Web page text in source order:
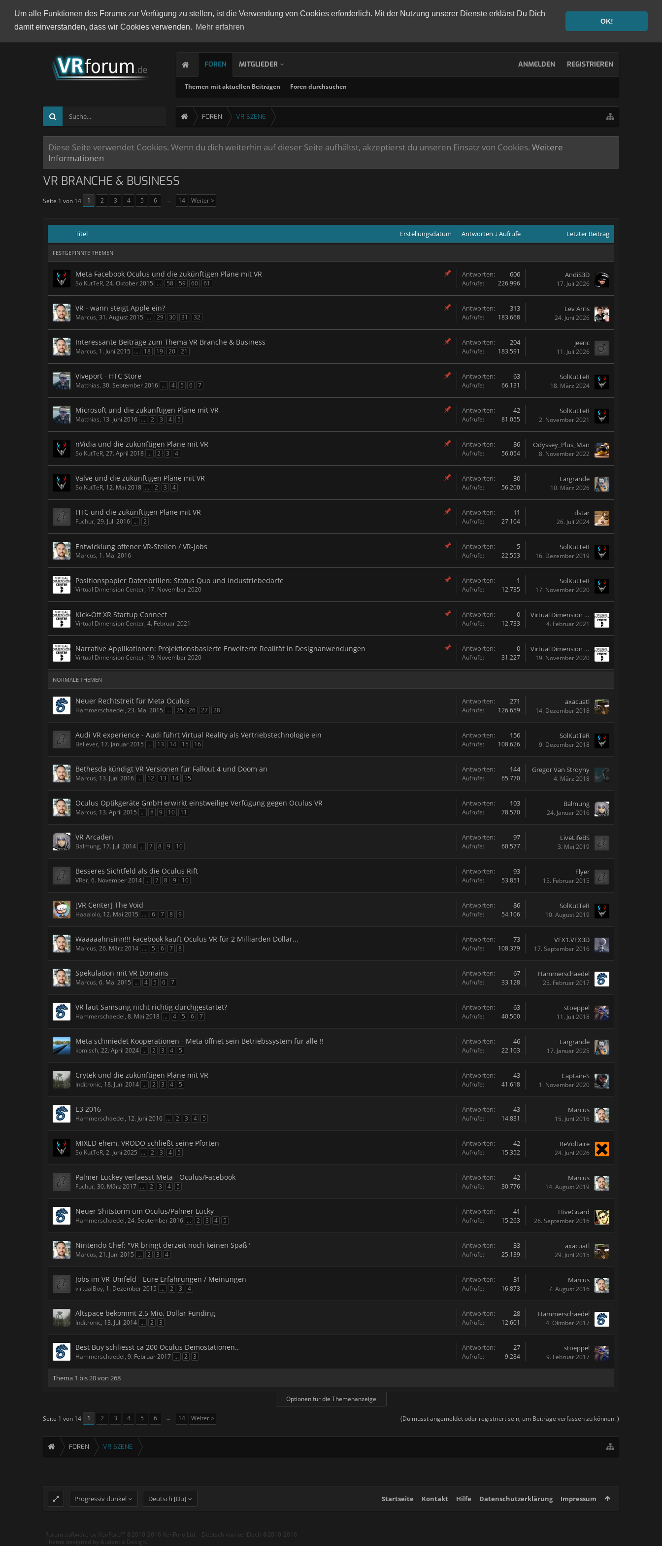
Um alle Funktionen des Forums zur Verfügung zu stellen, ist die Verwendung von Cookies erforderlich. Mit der Nutzung unserer Dienste erklärst Du Dich
damit einverstanden, dass wir Cookies verwenden. Mehr erfahren
OK!
FOREN
Themen mit aktuellen Beiträgen Foren durchsuchen
MITGLIEDER ANMELDEN REGISTRIEREN
FOREN VR SZENE
Diese Seite verwendet Cookies. Wenn du dich weiterhin auf dieser Seite aufhältst, akzeptierst du unseren Einsatz von Cookies. Weitere
Informationen
VR BRANCHE & BUSINESS
Seite 1 von 14 1 2 3 4 5 6 → 14 Weiter >
Titel Erstellungsdatum Antworten ↓ Aufrufe Letzter Beitrag
FESTGEPINNTE THEMEN
Meta Facebook Oculus und die zukünftigen Pläne mit VR
SolKutTeR, 24. Oktober 2015 ... 58 59 60 61
Antworten: 606
Aufrufe: 226.996
AndiS3D
17. Juli 2026
VR - wann steigt Apple ein?
Marcus, 31. August 2015 ... 29 30 31 32
Antworten: 313
Aufrufe: 183.668
Lev Arris
24. Juni 2026
Interessante Beiträge zum Thema VR Branche & Business
Marcus, 1. Juni 2015 ... 18 19 20 21
Antworten: 204
Aufrufe: 183.591
jeeric
11. Juli 2026
Viveport - HTC Store
Matthias, 30. September 2016 ... 4 5 6 7
Antworten: 63
Aufrufe: 66.131
SolKutTeR
18. März 2024
Microsoft und die zukünftigen Pläne mit VR
Matthias, 13. Juni 2016 ... 2 3 4 5
Antworten: 42
Aufrufe: 81.055
SolKutTeR
2. November 2021
nVidia und die zukünftigen Pläne mit VR
SolKutTeR, 27. April 2018 ... 2 3 4
Antworten: 36
Aufrufe: 56.054
Odyssey_Plus_Man
8. November 2022
Valve und die zukünftigen Pläne mit VR
SolKutTeR, 12. Mai 2018 ... 2 3 4
Antworten: 30
Aufrufe: 56.200
Largrande
10. März 2026
HTC und die zukünftigen Pläne mit VR
Fuchur, 29. Juli 2016 ... 2
Antworten: 11
Aufrufe: 27.104
dstar
26. Juli 2024
Entwicklung offener VR-Stellen / VR-Jobs
Marcus, 1. Mai 2016
Antworten: 5
Aufrufe: 22.553
SolKutTeR
16. Dezember 2019
Positionspapier Datenbrillen: Status Quo und Industriebedarfe
Virtual Dimension Center, 17. November 2020
Antworten: 1
Aufrufe: 12.735
SolKutTeR
17. November 2020
Kick-Off XR Startup Connect
Virtual Dimension Center, 4. Februar 2021
Antworten: 0
Aufrufe: 12.733
Virtual Dimension Center
4. Februar 2021
Narrative Applikationen: Projektionsbasierte Erweiterte Realität in Designanwendungen
Virtual Dimension Center, 19. November 2020
Antworten: 0
Aufrufe: 31.227
Virtual Dimension Center
19. November 2020
NORMALE THEMEN
Neuer Rechtstreit für Meta Oculus
Hammerschaedel, 23. Mai 2015 ... 25 26 27 28
Antworten: 271
Aufrufe: 126.659
axacuatl
14. Dezember 2018
Audi VR experience - Audi führt Virtual Reality als Vertriebstechnologie ein
Believer, 17. Januar 2015 ... 13 14 15 16
Antworten: 156
Aufrufe: 108.626
SolKutTeR
9. Dezember 2018
Bethesda kündigt VR Versionen für Fallout 4 und Doom an
Marcus, 13. Juni 2016 ... 12 13 14 15
Antworten: 144
Aufrufe: 65.770
Gregor Van Stroyny
4. März 2018
Oculus Optikgeräte GmbH erwirkt einstweilige Verfügung gegen Oculus VR
Marcus, 13. April 2015 ... 8 9 10 11
Antworten: 103
Aufrufe: 78.570
Balmung
24. Januar 2016
VR Arcaden
Balmung, 17. Juli 2014 ... 7 8 9 10
Antworten: 97
Aufrufe: 60.577
LiveLifeBS
3. Mai 2019
Besseres Sichtfeld als die Oculus Rift
VRer, 6. November 2014 ... 7 8 9 10
Antworten: 93
Aufrufe: 53.851
Flyer
15. Februar 2015
[VR Center] The Void
Haaalolo, 12. Mai 2015 ... 6 7 8 9
Antworten: 86
Aufrufe: 54.106
SolKutTeR
10. August 2019
Waaaaahnsinn!!! Facebook kauft Oculus VR für 2 Milliarden Dollar...
Marcus, 26. März 2014 ... 5 6 7 8
Antworten: 73
Aufrufe: 108.379
VFX1.VFX3D
17. September 2016
Spekulation mit VR Domains
Marcus, 6. Mai 2015 ... 4 5 6 7
Antworten: 67
Aufrufe: 33.128
Hammerschaedel
25. Februar 2017
VR laut Samsung nicht richtig durchgestartet?
Hammerschaedel, 8. Mai 2018 ... 4 5 6 7
Antworten: 63
Aufrufe: 40.500
stoeppel
11. Juli 2018
Meta schmiedet Kooperationen - Meta öffnet sein Betriebssystem für alle !!
komisch, 22. April 2024 ... 2 3 4 5
Antworten: 46
Aufrufe: 22.103
Largrande
17. Januar 2025
Crytek und die zukünftigen Pläne mit VR
Inditronic, 18. Juni 2014 ... 2 3 4 5
Antworten: 43
Aufrufe: 41.618
Captain-S
1. November 2020
E3 2016
Hammerschaedel, 12. Juni 2016 ... 2 3 4 5
Antworten: 43
Aufrufe: 14.831
Marcus
15. Juni 2016
MIXED ehem. VRODO schließt seine Pforten
SolKutTeR, 2. Juni 2025 ... 2 3 4 5
Antworten: 42
Aufrufe: 15.352
ReVoltaire
24. Juni 2026
Palmer Luckey verlaesst Meta - Oculus/Facebook
Fuchur, 30. März 2017 ... 2 3 4 5
Antworten: 42
Aufrufe: 30.776
Marcus
14. August 2019
Neuer Shitstorm um Oculus/Palmer Lucky
Hammerschaedel, 24. September 2016 ... 2 3 4 5
Antworten: 41
Aufrufe: 15.263
HiveGuard
26. September 2016
Nintendo Chef: "VR bringt derzeit noch keinen Spaß"
Marcus, 21. Juni 2015 ... 2 3 4
Antworten: 33
Aufrufe: 25.139
axacuatl
29. Juni 2015
Jobs im VR-Umfeld - Eure Erfahrungen / Meinungen
virtualBoy, 1. Dezember 2015 ... 2 3 4
Antworten: 31
Aufrufe: 16.873
Marcus
7. August 2016
Altspace bekommt 2.5 Mio. Dollar Funding
Inditronic, 13. Juli 2014 ... 2 3
Antworten: 28
Aufrufe: 12.601
Hammerschaedel
4. Oktober 2017
Best Buy schliesst ca 200 Oculus Demostationen..
Hammerschaedel, 9. Februar 2017 ... 2 3
Antworten: 27
Aufrufe: 9.284
stoeppel
9. Februar 2017
Thema 1 bis 20 von 268
Optionen für die Themenanzeige
(Du musst angemeldet oder registriert sein, um Beiträge verfassen zu können. )
Seite 1 von 14 1 2 3 4 5 6 → 14 Weiter >
FOREN VR SZENE
Progressiv dunkel Deutsch [Du] Startseite Kontakt Hilfe Datenschutzerklärung Impressum
Forum software by XenForo™ ©2010-2016 XenForo Ltd. - Deutsch von xenDach ©2010-2016
Theme designed by Audentio Design.